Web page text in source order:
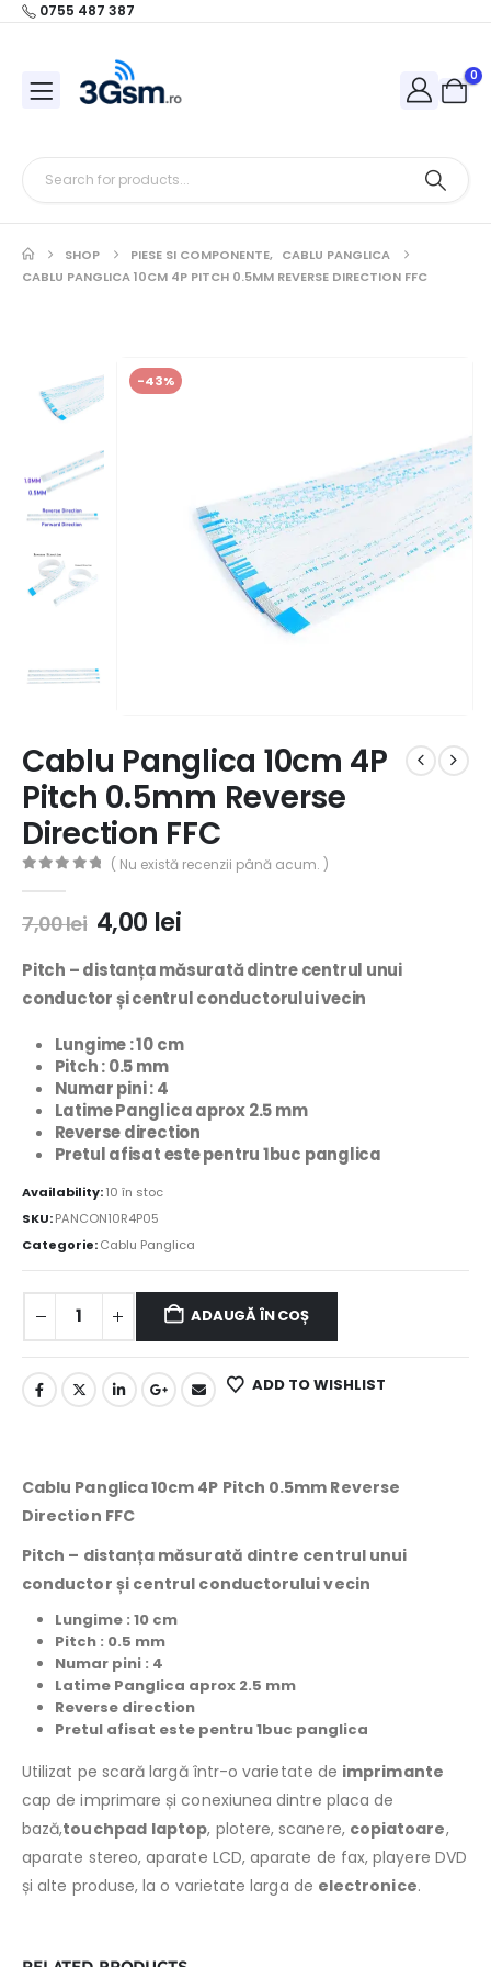
0755 487 387
0
SHOP PIESE SI COMPONENTE, CABLU PANGLICA
CABLU PANGLICA 10CM 4P PITCH 0.5MM REVERSE DIRECTION FFC
-43%
Cablu Panglica 10cm 4P
Pitch 0.5mm Reverse
Direction FFC
( Nu există recenzii până acum. )
7,00lei 4,00 lei
Pitch –distanța măsurată dintre centrul unui
conductor și centrul conductorului vecin
Lungime : 10 cm
Pitch : 0.5 mm
Numar pini : 4
Latime Panglica aprox 2.5 mm
Reverse direction
Pretul afisat este pentru 1buc panglica
Availability:10 în stoc
SKU:PANCON10R4P05
Categorie:Cablu Panglica
ADAUGĂ ÎN COȘ
ADD TO WISHLIST
Cablu Panglica 10cm 4P Pitch 0.5mm Reverse
Direction FFC
Pitch – distanța măsurată dintre centrul unui
conductor și centrul conductorului vecin
Lungime : 10 cm
Pitch : 0.5 mm
Numar pini : 4
Latime Panglica aprox 2.5 mm
Reverse direction
Pretul afisat este pentru 1buc panglica
Utilizat pe scară largă într-o varietate de imprimante
cap de imprimare și conexiunea dintre placa de
bază,touchpad laptop, plotere, scanere, copiatoare,
aparate stereo, aparate LCD, aparate de fax, playere DVD
și alte produse, la o varietate larga de electronice.